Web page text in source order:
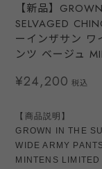
【新品】
SELVAGED
ーインザサン ワ
ンツ ベージュ
¥24,200 税込
【商品説明】
GROWN IN THE
WIDE ARMY
MINTENS LIMITED